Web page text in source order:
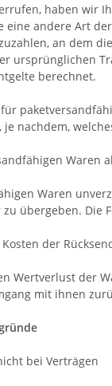
haben wir
eine andere Art
an dem
ursprünglichen
berechnet.
je nachdem,
Waren
Waren
übergeben. Die
der
Wertverlust der
mit ihnen
bei Verträgen